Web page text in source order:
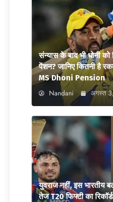
संन्यास के बाद भी धोनी
पेंशन? जानिए कितनी है
MS Dhoni Pension
Nandani अगस्त
युवराज नहीं, इस भारतीय
तेज T20 फिफ्टी का